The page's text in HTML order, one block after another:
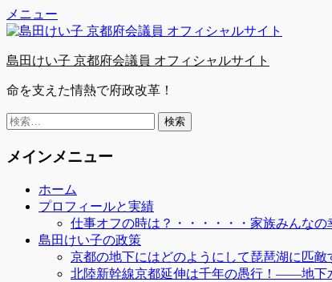
コ
ン
ン
へ
ス
キ
ッ
プ
Facebook
Twitter
YouTube
メニュー
島田けい子 京都府会議員 オフィシャルサイト
命を支えた情熱で府政改革！
検
メインメニュー
ホーム
プロフィールと実績
仕事オフの時は？・・・・・・家族みんな
島田けい子の政策
京都の地下にはどのようにして琵琶湖に匹敵
北陸新幹線京都延伸は千年の愚行！――地下